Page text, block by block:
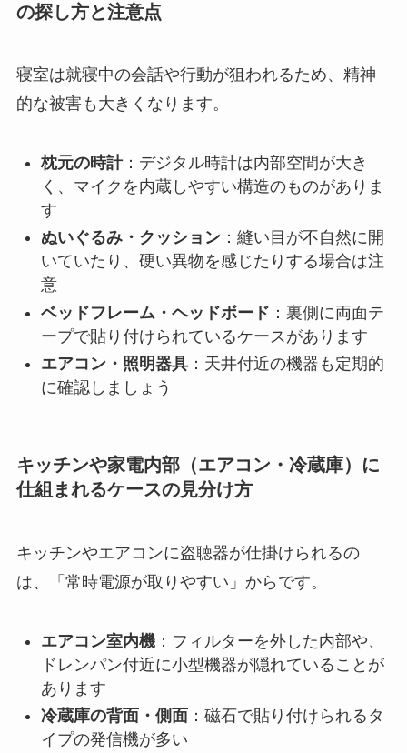
の探し方と注意点
寝室は就寝中の会話や行動が狙われるため、精神
的な被害も大きくなります。
枕元の時計：デジタル時計は内部空間が大き
く、マイクを内蔵しやすい構造のものがありま
す
ぬいぐるみ・クッション：縫い目が不自然に開
いていたり、硬い異物を感じたりする場合は注
意
ベッドフレーム・ヘッドボード ：裏側に両面テ
ープで貼り付けられているケースがあります
エアコン・照明器具：天井付近の機器も定期的
に確認しましょう
キッチンや家電内部（エアコン・冷蔵庫）に
仕組まれるケースの見分け方
キッチンやエアコンに盗聴器が仕掛けられるの
は、「常時電源が取りやすい」からです。
エアコン室内機：フィルターを外した内部や、
ドレンパン付近に小型機器が隠れていることが
あります
冷蔵庫の背面・側面 ：磁石で貼り付けられるタ
イプの発信機が多い